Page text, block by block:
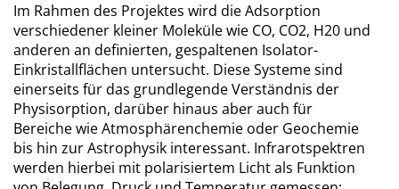
Im Rahmen des Projektes wird die Adsorption
verschiedener kleiner Moleküle wie CO, CO2, H20 und
anderen an definierten, gespaltenen Isolator-
Einkristallflächen untersucht. Diese Systeme sind
einerseits für das grundlegende Verständnis der
Physisorption, darüber hinaus aber auch für
Bereiche wie Atmosphärenchemie oder Geochemie
bis hin zur Astrophysik interessant. Infrarotspektren
werden hierbei mit polarisiertem Licht als Funktion